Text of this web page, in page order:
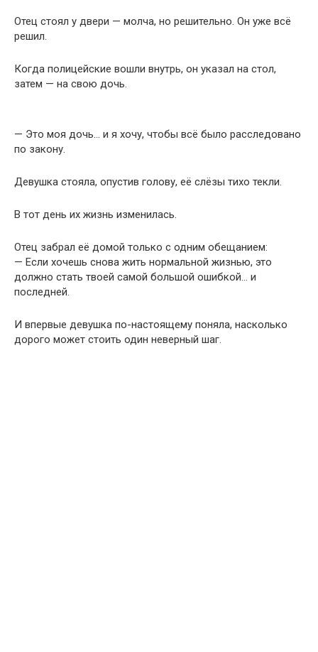
Отец стоял у двери — молча, но решительно. Он уже всё
решил.
Когда полицейские вошли внутрь, он указал на стол,
затем — на свою дочь.
— Это моя дочь… и я хочу, чтобы всё было расследовано
по закону.
Девушка стояла, опустив голову, её слёзы тихо текли.
В тот день их жизнь изменилась.
Отец забрал её домой только с одним обещанием:
— Если хочешь снова жить нормальной жизнью, это
должно стать твоей самой большой ошибкой… и
последней.
И впервые девушка по-настоящему поняла, насколько
дорого может стоить один неверный шаг.